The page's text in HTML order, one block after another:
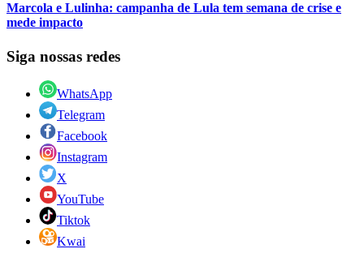
Marcola e Lulinha: campanha de Lula tem semana de crise e
mede impacto
Siga nossas redes
WhatsApp
Telegram
Facebook
Instagram
X
YouTube
Tiktok
Kwai